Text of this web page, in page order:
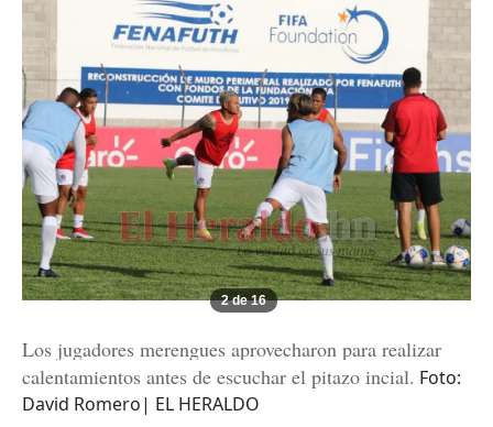
2 de 16
Los jugadores merengues aprovecharon para realizar
calentamientos antes de escuchar el pitazo incial. Foto:
David Romero| EL HERALDO